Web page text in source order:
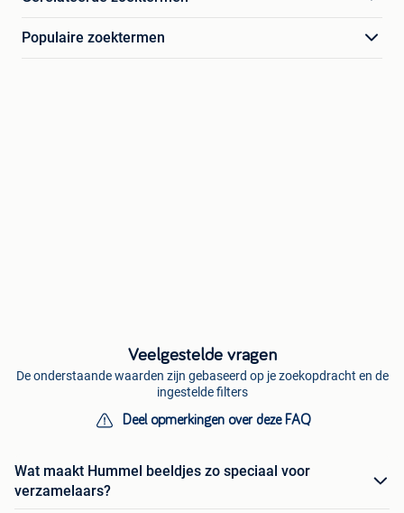
Populaire zoektermen
Veelgestelde vragen
De onderstaande waarden zijn gebaseerd op je zoekopdracht en de
ingestelde filters
Deel opmerkingen over deze FAQ
Wat maakt Hummel beeldjes zo speciaal voor
verzamelaars?